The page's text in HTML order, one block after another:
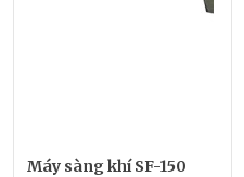
Máy sàng khí SF-150